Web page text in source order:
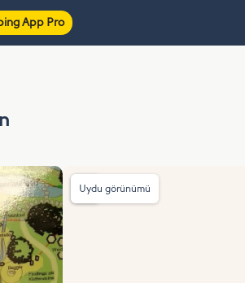
App Pro
Uydu görünümü